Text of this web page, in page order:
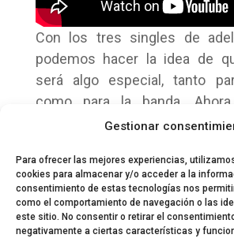
Gestionar
Para ofrecer las mejores experiencias,
cookies para almacenar y/o acceder a la
consentimiento de estas tecnologías nos
como el comportamiento de navegación o las
este sitio. No consentir o retirar el
negativamente a ciertas características y
Con los tres singles de
podemos hacer la idea de
será algo especial, tanto
como para la banda.
esperar al 21 de septiembre